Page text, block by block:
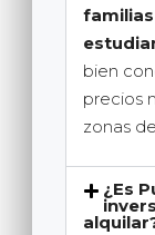
bien
precios
zonas
¿Es